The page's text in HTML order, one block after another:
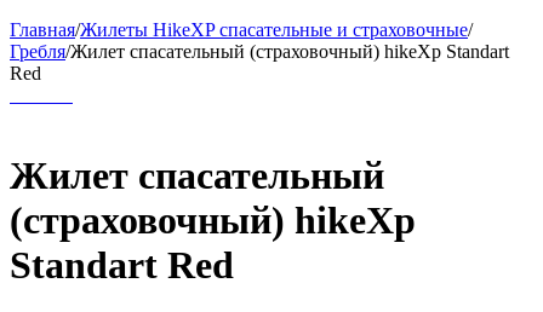
Главная/Жилеты HikeXP спасательные и страховочные/
Гребля/Жилет спасательный (страховочный) hikeXp Standart
Red
Жилет спасательный
(страховочный) hikeXp
Standart Red